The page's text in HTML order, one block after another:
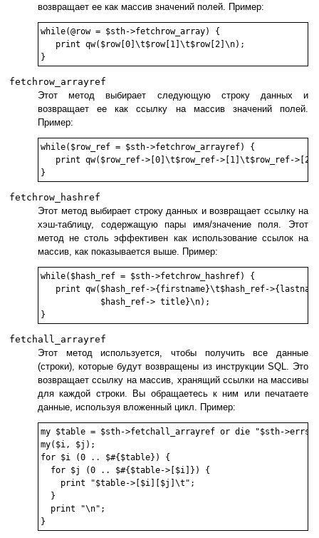
возвращает ее как массив значений полей. Пример:
while(@row = $sth->fetchrow_array) {
   print qw($row[0]\t$row[1]\t$row[2]\n);
fetchrow_arrayref
Этот метод выбирает следующую строку данных и
возвращает ее как ссылку на массив значений полей.
Пример:
while($row_ref = $sth->fetchrow_arrayref) {
print qw($row_ref->[0]\t$row_ref->[1]\t$row_ref-
fetchrow_hashref
Этот метод выбирает строку данных и возвращает ссылку на
хэш-таблицу, содержащую пары имя/значение поля. Этот
метод не столь эффективен как использование ссылок на
массив, как показывается выше. Пример:
while($hash_ref = $sth->fetchrow_hashref) {
print qw($hash_ref->{firstname}\t$hash_ref-
            $hash_ref-> title}\n);
fetchall_arrayref
Этот метод используется, чтобы получить все данные
(строки), которые будут возвращены из инструкции SQL. Это
возвращает ссылку на массив, хранящий ссылки на массивы
для каждой строки. Вы обращаетесь к ним или печатаете
данные, используя вложенный цикл. Пример:
my $table = $sth->fetchall_arrayref or die "$sth-
my($i, $j);
for $i (0 .. $#{$table}) {
  for $j (0 .. $#{$table->[$i]}) {
    print "$table->[$i][$j]\t";
  }
  print "\n";